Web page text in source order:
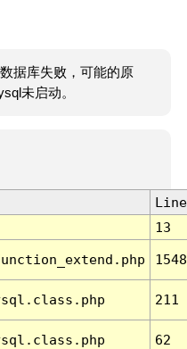
据库失败，可能的原
未启动。
Line
13
1548
211
62